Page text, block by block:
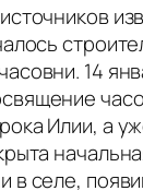
14
Илии, а
в селе,